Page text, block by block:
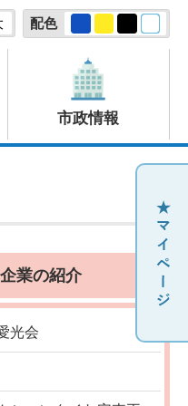
配色
市政情報
業の紹介
光会